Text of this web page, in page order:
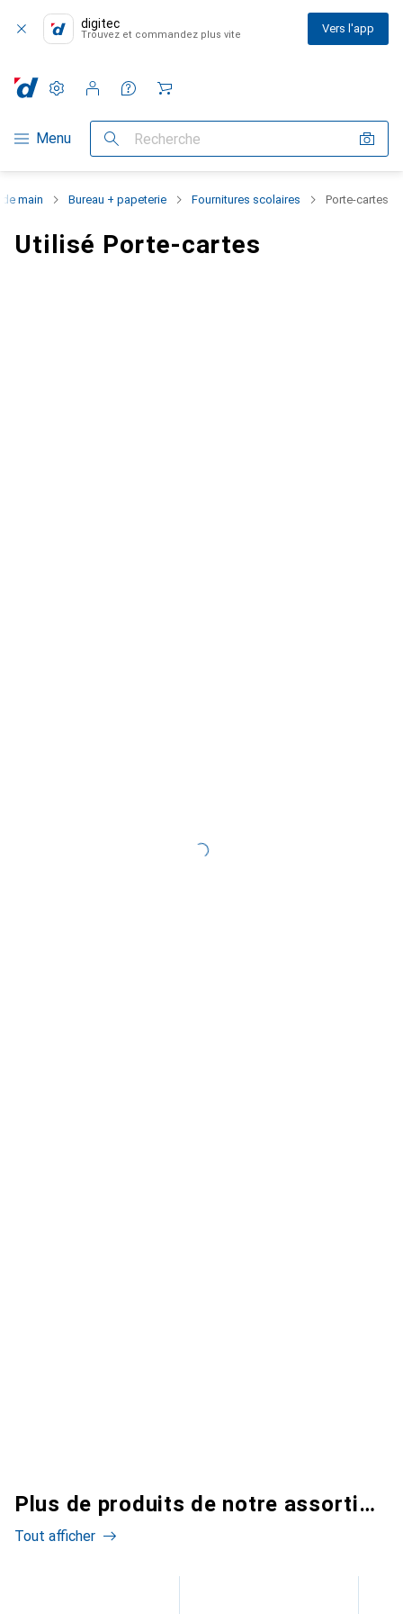
digitec
Trouvez et commandez plus vite Vers l'app
Navigation par catégorie
Menu Recherche
Paramètres
Compte client
Listes de comparaison
Listes d'envies
Panier
main Bureau + papeterie Fournitures scolaires Porte-cartes
Utilisé Porte-cartes
Plus de produits de notre assortiment
Tout afficher